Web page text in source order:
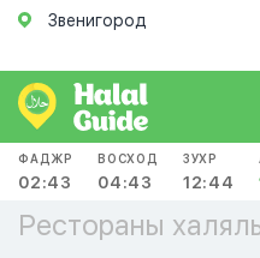
Звенигород
ФАДЖР
02:43
ВОСХОД
04:43
ЗУХР
12:44
Рестораны